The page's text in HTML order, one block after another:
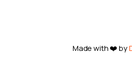
Made with ❤️ by